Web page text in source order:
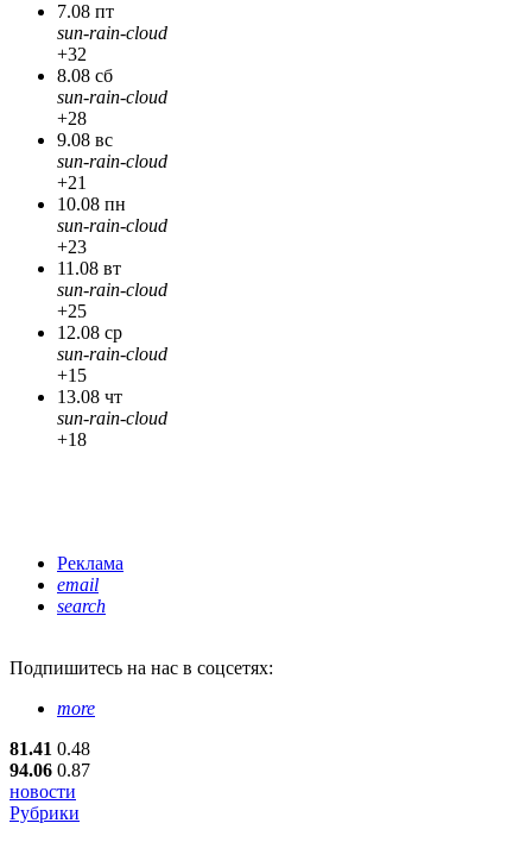
7.08 пт
sun-rain-cloud
+32
8.08 сб
sun-rain-cloud
+28
9.08 вс
sun-rain-cloud
+21
10.08 пн
sun-rain-cloud
+23
11.08 вт
sun-rain-cloud
+25
12.08 ср
sun-rain-cloud
+15
13.08 чт
sun-rain-cloud
+18
Реклама
email
search
Подпишитесь на нас в соцсетях:
more
81.41 0.48
94.06 0.87
новости
Рубрики